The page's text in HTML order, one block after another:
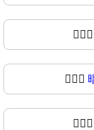
🙋🏾‍♂
🙋🏿‍♂️
🙋🏿‍♂